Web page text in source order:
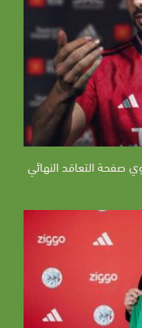
صفحة التعاقد النهائي